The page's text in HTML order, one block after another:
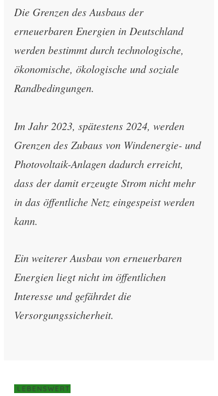
Die Grenzen des Ausbaus der
erneuerbaren Energien in Deutschland
werden bestimmt durch technologische,
ökonomische, ökologische und soziale
Randbedingungen.
Im Jahr 2023, spätestens 2024, werden
Grenzen des Zubaus von Windenergie- und
Photovoltaik-Anlagen dadurch erreicht,
dass der damit erzeugte Strom nicht mehr
in das öffentliche Netz eingespeist werden
kann.
Ein weiterer Ausbau von erneuerbaren
Energien liegt nicht im öffentlichen
Interesse und gefährdet die
Versorgungssicherheit.
LEBENSWERT